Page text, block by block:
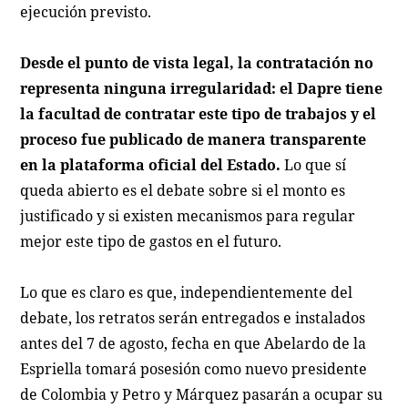
ejecución previsto.
Desde el punto de vista legal, la contratación no
representa ninguna irregularidad: el Dapre tiene
la facultad de contratar este tipo de trabajos y el
proceso fue publicado de manera transparente
en la plataforma oficial del Estado. Lo que sí
queda abierto es el debate sobre si el monto es
justificado y si existen mecanismos para regular
mejor este tipo de gastos en el futuro.
Lo que es claro es que, independientemente del
debate, los retratos serán entregados e instalados
antes del 7 de agosto, fecha en que Abelardo de la
Espriella tomará posesión como nuevo presidente
de Colombia y Petro y Márquez pasarán a ocupar su